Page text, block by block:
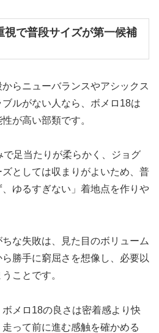
視で普段サイズが第一候補
らニューバランスやアシックス
ルがない人なら、ボメロ18は
が高い部類です。
足当たりが柔らかく、ジョグ
としては収まりがよいため、普
ゆるすぎない」着地点を作りや
な失敗は、見た目のボリューム
勝手に窮屈さを想像し、必要以
ことです。
メロ18の良さは密着感より快
って前に進む感触を確かめる